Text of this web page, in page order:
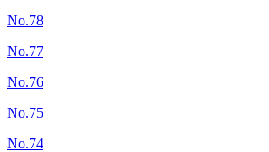
No.78
No.77
No.76
No.75
No.74